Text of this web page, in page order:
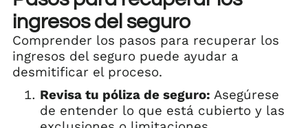
ingresos del seguro
Comprender los pasos para recuperar los
ingresos del seguro puede ayudar a
desmitificar el proceso.
Revisa tu póliza de seguro: Asegúrese
de entender lo que está cubierto y las